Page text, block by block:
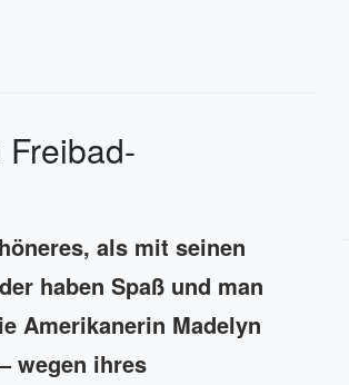
als mit seinen
haben Spaß und man
Amerikanerin Madelyn
wegen ihres